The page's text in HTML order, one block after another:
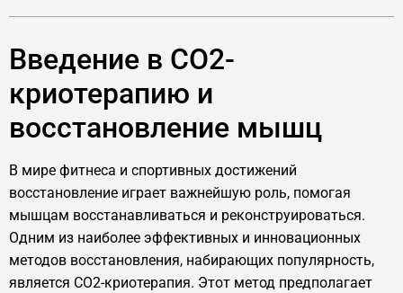
Введение в CO2-
криотерапию и
восстановление мышц
В мире фитнеса и спортивных достижений
восстановление играет важнейшую роль, помогая
мышцам восстанавливаться и реконструироваться.
Одним из наиболее эффективных и инновационных
методов восстановления, набирающих популярность,
является CO2-криотерапия. Этот метод предполагает